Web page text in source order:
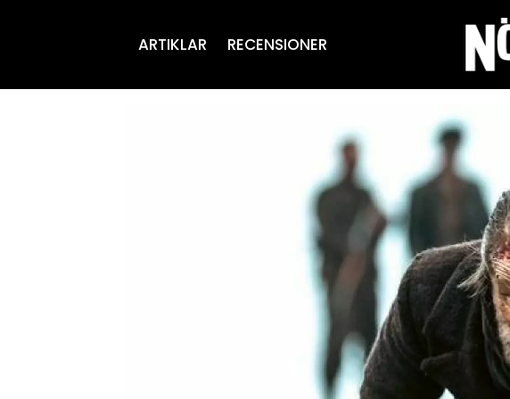
ARTIKLAR RECENSIONER